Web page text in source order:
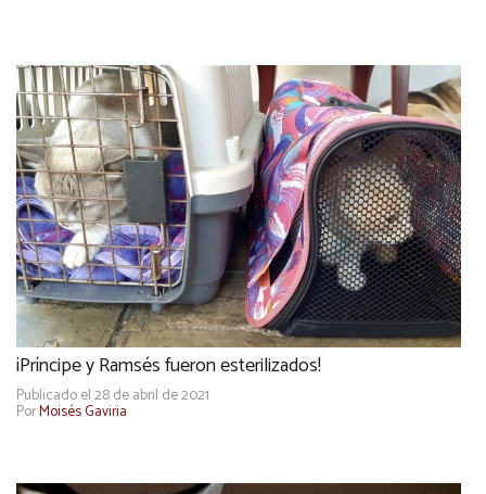
¡Príncipe y Ramsés fueron esterilizados!
Publicado el 28 de abril de 2021
PorMoisés Gaviria